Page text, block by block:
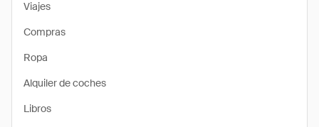
Viajes
Compras
Ropa
Alquiler de coches
Libros